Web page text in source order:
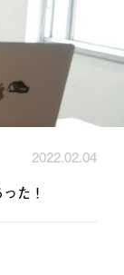
2022.02.04
た！